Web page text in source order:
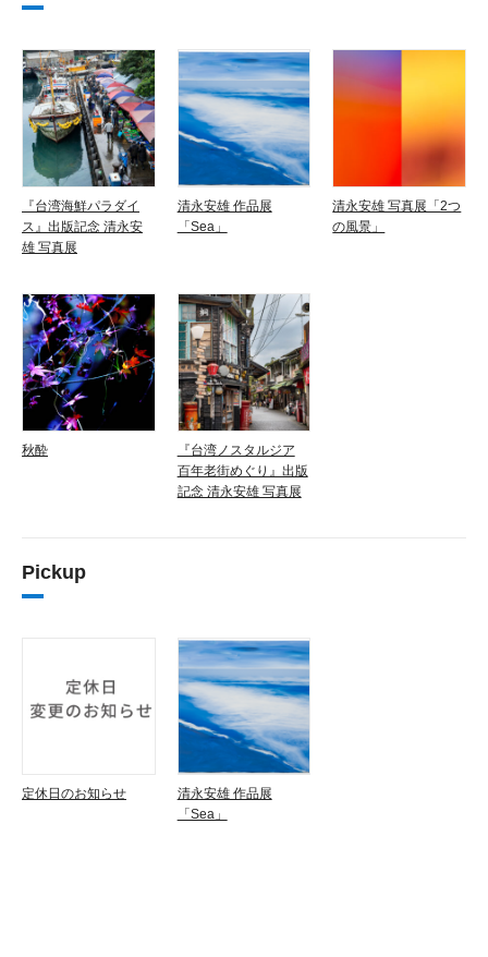
『台湾海鮮パラダイ
ス』出版記念 清永安
雄 写真展
清永安雄 作品展
「Sea」
清永安雄 写真展「2つ
の風景」
秋酔
『台湾ノスタルジア
百年老街めぐり』出版
記念 清永安雄 写真展
Pickup
定休日のお知らせ
清永安雄 作品展
「Sea」